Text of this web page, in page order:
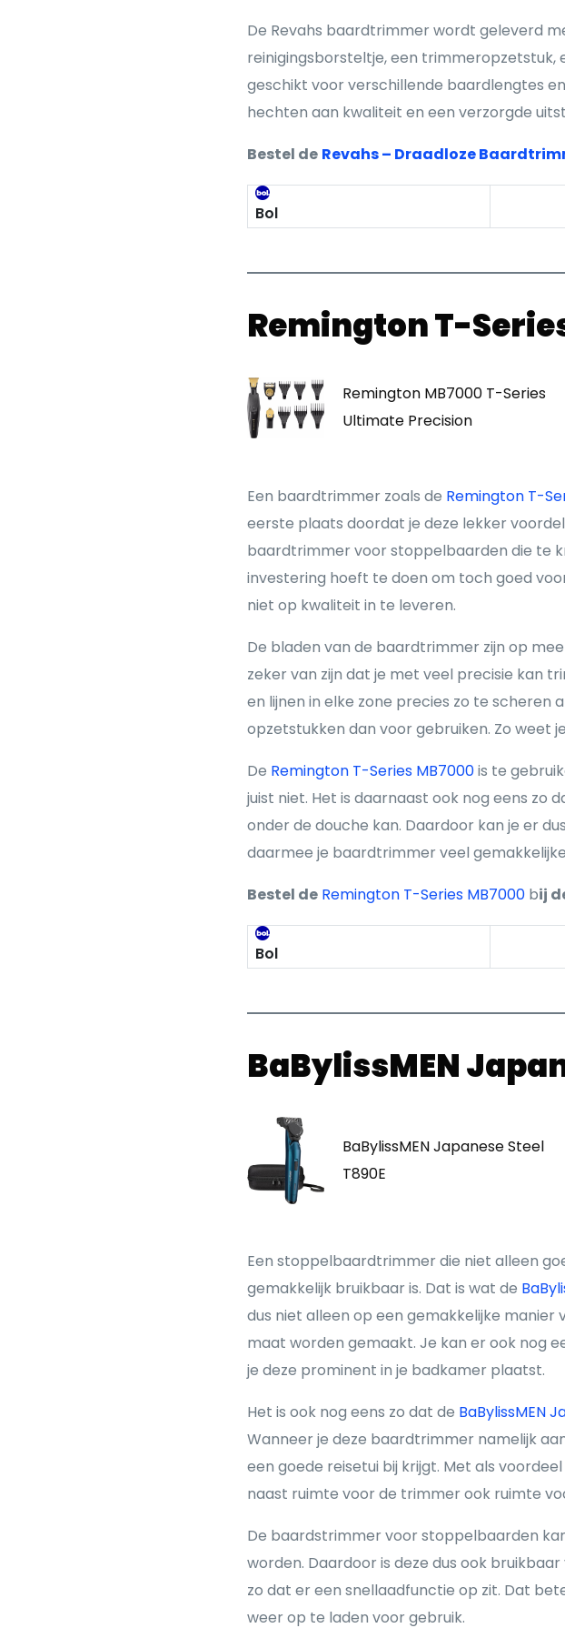
De Revahs baardtrimmer wordt geleverd
reinigingsborsteltje, een trimmeropzetstuk,
geschikt voor verschillende baardlengtes
hechten aan kwaliteit en een verzorgde
Bestel de Revahs – Draadloze
Bol
Remington T-
Remington MB7000 T-Series
Ultimate Precision
Een baardtrimmer zoals de Remington T-
eerste plaats doordat je deze lekker
baardtrimmer voor stoppelbaarden die te
investering hoeft te doen om toch goed
niet op kwaliteit in te leveren.
De bladen van de baardtrimmer zijn op
zeker van zijn dat je met veel precisie kan
en lijnen in elke zone precies zo te scheren
opzetstukken dan voor gebruiken. Zo weet
De Remington T-Series MB7000is te
juist niet. Het is daarnaast ook nog eens
onder de douche kan. Daardoor kan je er
daarmee je baardtrimmer veel
Bestel de Remington T-Series MB7000 bij
Bol
BaBylissMEN
BaBylissMEN Japanese Steel
T890E
Een stoppelbaardtrimmer die niet alleen
gemakkelijk bruikbaar is. Dat is wat de
dus niet alleen op een gemakkelijke
maat worden gemaakt. Je kan er ook nog
je deze prominent in je badkamer plaatst.
Het is ook nog eens zo dat de BaBylissMEN
Wanneer je deze baardtrimmer namelijk
een goede reisetui bij krijgt. Met als
naast ruimte voor de trimmer ook ruimte
De baardstrimmer voor stoppelbaarden
worden. Daardoor is deze dus ook
zo dat er een snellaadfunctie op zit. Dat
weer op te laden voor gebruik.